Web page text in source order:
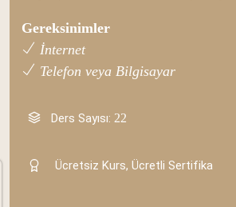
Gereksinimler
İnternet
Telefon veya Bilgisayar
Ders Sayısı: 22
Ücretsiz Kurs, Ücretli Sertifika